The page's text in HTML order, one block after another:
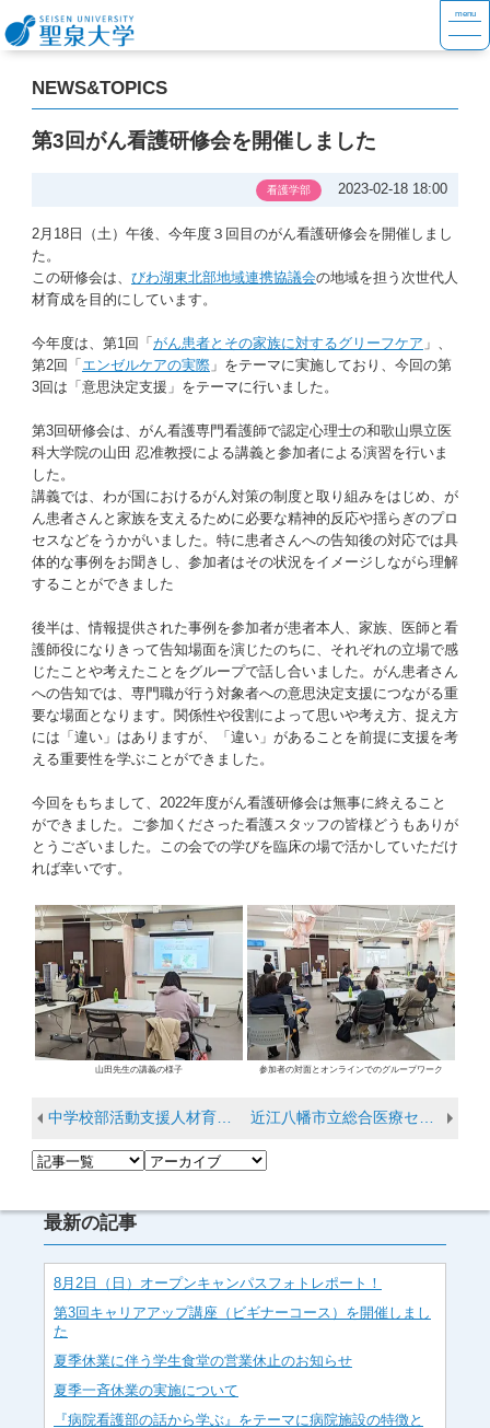
NEWS&TOPICS
第3回がん看護研修会を開催しました
看護学部 2023-02-18 18:00
2月18日（土）午後、今年度３回目のがん看護研修会を開催しまし
た。
この研修会は、 びわ湖東北部地域連携協議会の地域を担う次世代人
材育成を目的にしています。
今年度は、第1回「 がん患者とその家族に対するグリーフケア 」、
第2回「 エンゼルケアの実際」をテーマに実施しており、今回の第
3回は「意思決定支援」をテーマに行いました。
第3回研修会は、がん看護専門看護師で認定心理士の和歌山県立医
科大学院の山田 忍准教授による講義と参加者による演習を行いま
した。
講義では、わが国におけるがん対策の制度と取り組みをはじめ、が
ん患者さんと家族を支えるために必要な精神的反応や揺らぎのプロ
セスなどをうかがいました。特に患者さんへの告知後の対応では具
体的な事例をお聞きし、参加者はその状況をイメージしながら理解
することができました
後半は、情報提供された事例を参加者が患者本人、家族、医師と看
護師役になりきって告知場面を演じたのちに、それぞれの立場で感
じたことや考えたことをグループで話し合いました。がん患者さん
への告知では、専門職が行う対象者への意思決定支援につながる重
要な場面となります。関係性や役割によって思いや考え方、捉え方
には「違い」はありますが、「違い」があることを前提に支援を考
える重要性を学ぶことができました。
今回をもちまして、2022年度がん看護研修会は無事に終えること
ができました。ご参加くださった看護スタッフの皆様どうもありが
とうございました。この会での学びを臨床の場で活かしていただけ
れば幸いです。
山田先生の講義の様子 参加者の対面とオンラインでのグループワーク
中学校部活動支援人材育成講座基礎編 オンデマンド動画配信開始のお知らせ
最新の記事
8月2日（日）オープンキャンパスフォトレポート！
第3回キャリアアップ講座（ビギナーコース）を開催しまし
た
夏季休業に伴う学生食堂の営業休止のお知らせ
夏季一斉休業の実施について
『病院看護部の話から学ぶ』をテーマに病院施設の特徴と